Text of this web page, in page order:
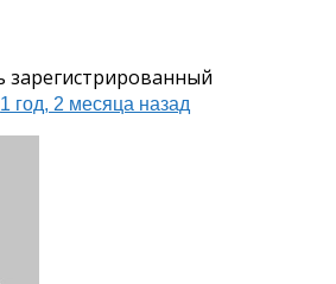
зарегистрированный
1 год, 2 месяца назад